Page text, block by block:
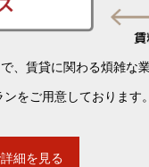
、賃貸に関わる煩雑な
をご用意しております。
細を見る